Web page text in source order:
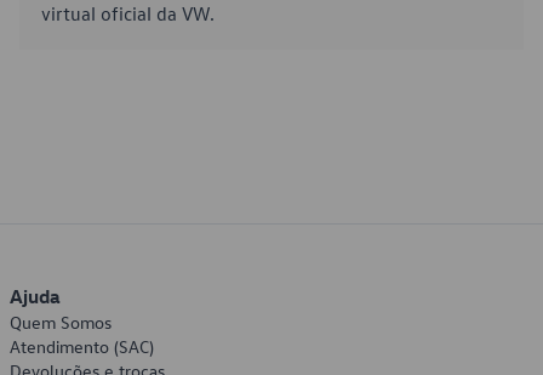
virtual oficial da VW.
Ajuda
Quem Somos
Atendimento (SAC)